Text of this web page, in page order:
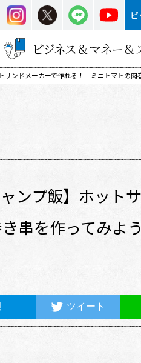
ビジネス & マネー &
サンドメーカーで作れる！ ミニトマトの肉
ンプ飯】ホット
串を作ってみよう
ツイート